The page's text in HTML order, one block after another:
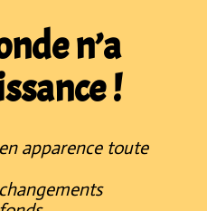
n’a
!
apparence toute